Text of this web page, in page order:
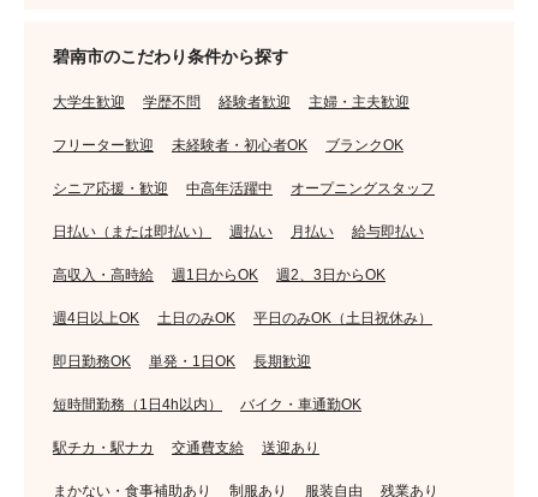
碧南市のこだわり条件から探す
大学生歓迎 学歴不問 経験者歓迎 主婦・主夫歓迎
フリーター歓迎 未経験者・初心者OK ブランクOK
シニア応援・歓迎 中高年活躍中 オープニングスタッフ
日払い（または即払い） 週払い 月払い 給与即払い
高収入・高時給 週1日からOK 週2、3日からOK
週4日以上OK 土日のみOK 平日のみOK（土日祝休み）
即日勤務OK 単発・1日OK 長期歓迎
短時間勤務（1日4h以内） バイク・車通勤OK
駅チカ・駅ナカ 交通費支給 送迎あり
まかない・食事補助あり 制服あり 服装自由 残業あり